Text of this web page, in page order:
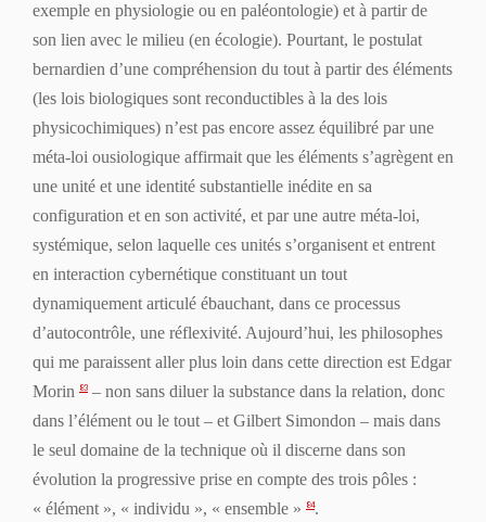
exemple en physiologie ou en paléontologie) et à partir de
son lien avec le milieu (en écologie). Pourtant, le postulat
bernardien d’une compréhension du tout à partir des éléments
(les lois biologiques sont reconductibles à la des lois
physicochimiques) n’est pas encore assez équilibré par une
méta-loi ousiologique affirmait que les éléments s’agrègent en
une unité et une identité substantielle inédite en sa
configuration et en son activité, et par une autre méta-loi,
systémique, selon laquelle ces unités s’organisent et entrent
en interaction cybernétique constituant un tout
dynamiquement articulé ébauchant, dans ce processus
d’autocontrôle, une réflexivité. Aujourd’hui, les philosophes
qui me paraissent aller plus loin dans cette direction est Edgar
Morin
83 – non sans diluer la substance dans la relation, donc
dans l’élément ou le tout – et Gilbert Simondon – mais dans
le seul domaine de la technique où il discerne dans son
évolution la progressive prise en compte des trois pôles :
« élément », « individu », « ensemble »
84.